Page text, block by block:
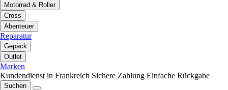
Motorrad & Roller
Cross
Abenteuer
Reparatur
Gepäck
Outlet
Marken
Kundendienst in Frankreich Sichere Zahlung Einfache Rückgabe
Suchen